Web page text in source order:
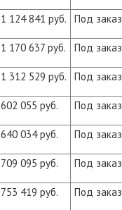
1 124 841 руб. Под заказ
1 170 637 руб. Под заказ
1 312 529 руб. Под заказ
602 055 руб. Под заказ
640 034 руб. Под заказ
709 095 руб. Под заказ
753 419 руб. Под заказ